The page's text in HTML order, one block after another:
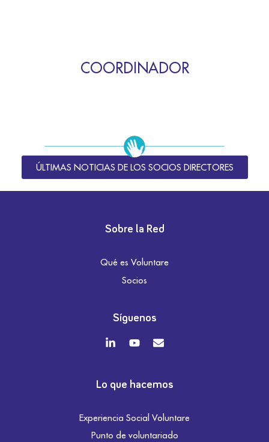
COORDINADOR
ÚLTIMAS NOTICIAS DE LOS SOCIOS DIRECTORES
Sobre la Red
Qué es Voluntare
Socios
Síguenos
Lo que hacemos
Experiencia Social Voluntare
Punto de voluntariado